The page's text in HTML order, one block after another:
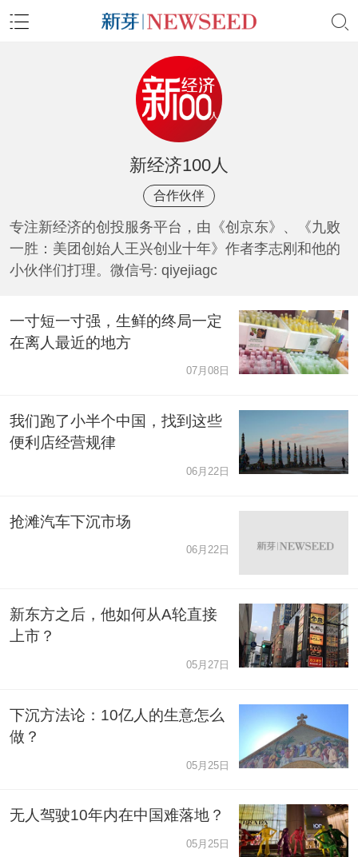
新经济100人
合作伙伴
专注新经济的创投服务平台，由《创京东》、《九败
一胜：美团创始人王兴创业十年》作者李志刚和他的
小伙伴们打理。微信号: qiyejiagc
一寸短一寸强，生鲜的终局一定
在离人最近的地方
07月08日
我们跑了小半个中国，找到这些
便利店经营规律
06月22日
抢滩汽车下沉市场
06月22日
新东方之后，他如何从A轮直接
上市？
05月27日
下沉方法论：10亿人的生意怎么
做？
05月25日
无人驾驶10年内在中国难落地？
05月25日